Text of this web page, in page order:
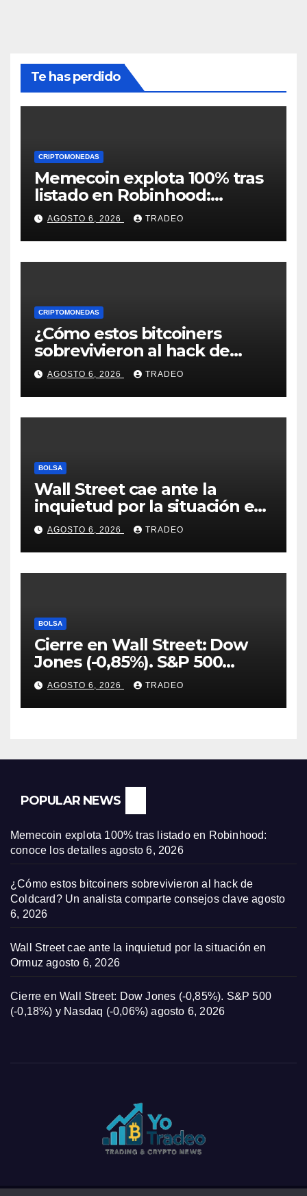
Te has perdido
CRIPTOMONEDAS
Memecoin explota 100% tras
listado en Robinhood:
conoce los detalles
AGOSTO 6, 2026 TRADEO
CRIPTOMONEDAS
¿Cómo estos bitcoiners
sobrevivieron al hack de
Coldcard? Un analista
comparte consejos clave
AGOSTO 6, 2026 TRADEO
BOLSA
Wall Street cae ante la
inquietud por la situación en
Ormuz
AGOSTO 6, 2026 TRADEO
BOLSA
Cierre en Wall Street: Dow
Jones (-0,85%). S&P 500
(-0,18%) y Nasdaq (-0,06%)
AGOSTO 6, 2026 TRADEO
POPULAR NEWS
Memecoin explota 100% tras listado en Robinhood:
conoce los detalles agosto 6, 2026
¿Cómo estos bitcoiners sobrevivieron al hack de
Coldcard? Un analista comparte consejos clave agosto
6, 2026
Wall Street cae ante la inquietud por la situación en
Ormuz agosto 6, 2026
Cierre en Wall Street: Dow Jones (-0,85%). S&P 500
(-0,18%) y Nasdaq (-0,06%) agosto 6, 2026